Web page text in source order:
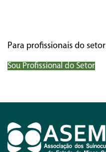
Para profissionais do setor
Sou Profissional do Setor